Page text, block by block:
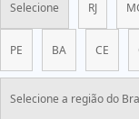
Selecione RJ
PE BA CE
Selecione a região do